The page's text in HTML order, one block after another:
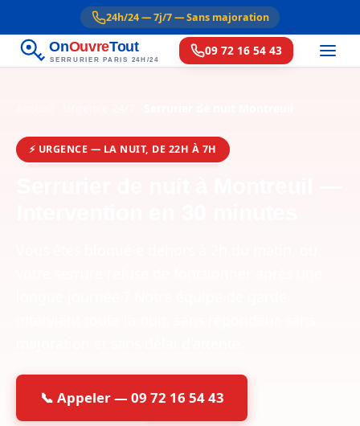
24h/24 — 7j/7 — Sans majoration
OnOuvreTout
SERRURIER PARIS 24H/24
09 72 16 54 43
⚡ URGENCE — LA NUIT, DE 22H À 7H
📞 Appeler — 09 72 16 54 43